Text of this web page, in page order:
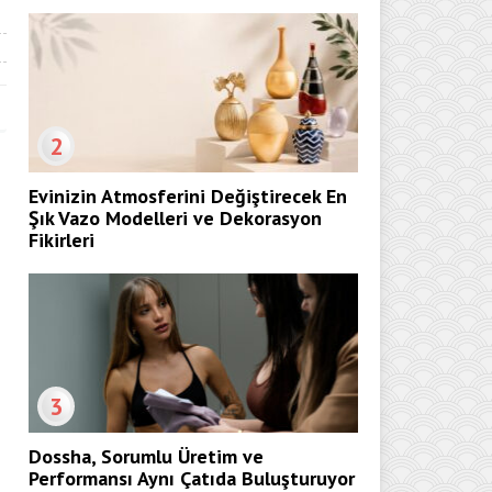
2
Evinizin Atmosferini Değiştirecek En
Şık Vazo Modelleri ve Dekorasyon
Fikirleri
3
Dossha, Sorumlu Üretim ve
Performansı Aynı Çatıda Buluşturuyor